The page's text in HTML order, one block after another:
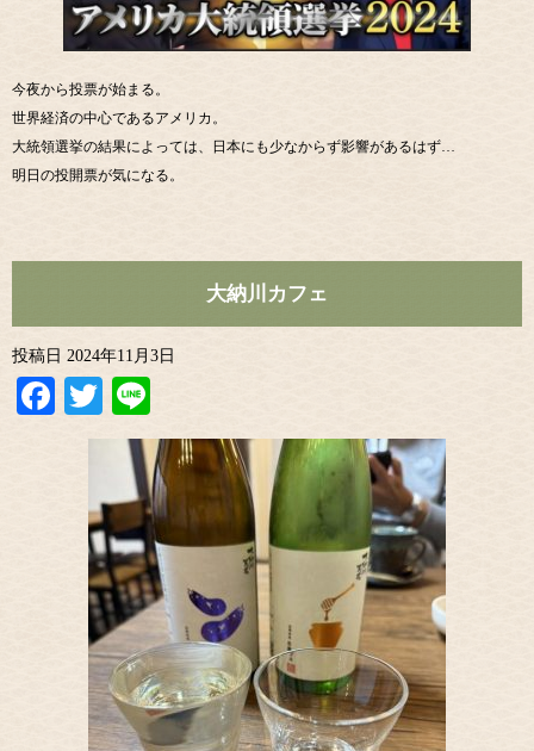
今夜から投票が始まる。
世界経済の中心であるアメリカ。
大統領選挙の結果によっては、日本にも少なからず影響があるはず…
明日の投開票が気になる。
大納川カフェ
投稿日 2024年11月3日
Facebook
Twitter